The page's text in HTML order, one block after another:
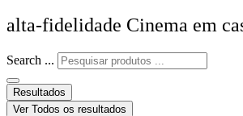
alta-fidelidade Cinema em
Search ...
Resultados
Ver Todos os resultados